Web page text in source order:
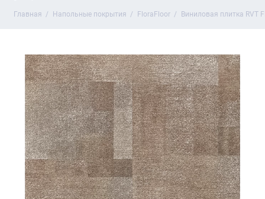
Главная Напольные покрытия FloraFloor Виниловая плитка RVT